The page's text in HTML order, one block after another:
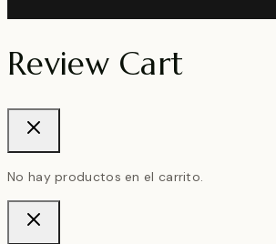
Review Cart
No hay productos en el carrito.